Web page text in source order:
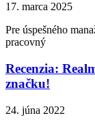
17. marca 2025
Pre úspešného
pracovný
Recenzia:
značku!
24. júna 2022